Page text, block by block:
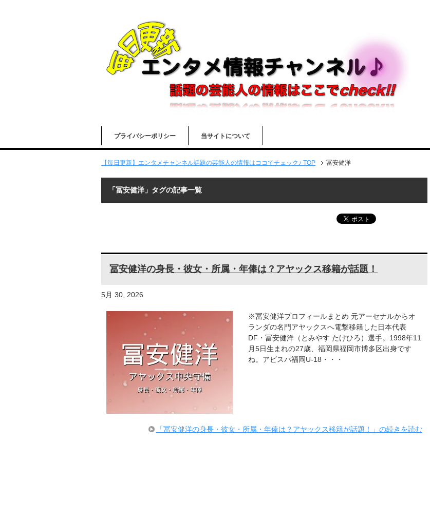
プライバシーポリシー 当サイトについて
【毎日更新】エンタメチャンネル話題の芸能人の情報はココでチェック♪ TOP 冨安健洋
「冨安健洋」タグの記事一覧
冨安健洋の身長・彼女・所属・年俸は？アヤックス移籍が話題！
5月 30, 2026
※冨安健洋プロフィールまとめ 元アーセナルからオ
ランダの名門アヤックスへ電撃移籍した日本代表
DF・冨安健洋（とみやす たけひろ）選手。1998年11
月5日生まれの27歳、福岡県福岡市博多区出身です
ね。アビスパ福岡U-18・・・
「冨安健洋の身長・彼女・所属・年俸は？アヤックス移籍が話題！」の続きを読む